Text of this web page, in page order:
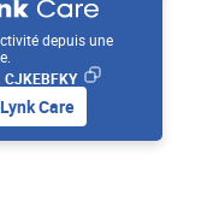
depuis une
CJKEBFKY
Care